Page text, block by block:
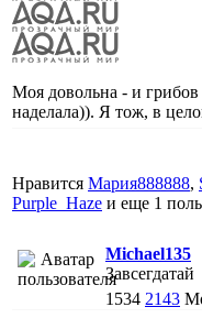
Моя довольна - и
наделала)). Я тож, в
Нравится Мария888888,
Purple_Haze и еще 1
Michael135
Завсегдатай
1534 2143